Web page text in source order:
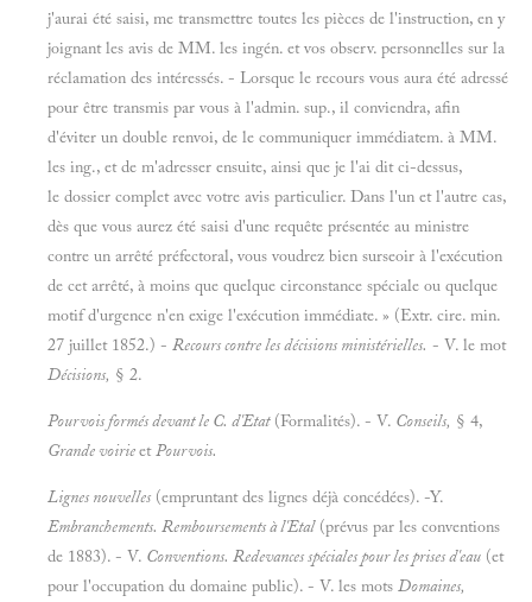
j'aurai été saisi, me transmettre toutes les pièces de l'instruction, en y
joignant les avis de MM. les ingén. et vos observ. personnelles sur la
réclamation des intéressés. - Lorsque le recours vous aura été adressé
pour être transmis par vous à l'admin. sup., il conviendra, afin
d'éviter un double renvoi, de le communiquer immédiatem. à MM.
les ing., et de m'adresser ensuite, ainsi que je l'ai dit ci-dessus,
le dossier complet avec votre avis particulier. Dans l'un et l'autre cas,
dès que vous aurez été saisi d'une requête présentée au ministre
contre un arrêté préfectoral, vous voudrez bien surseoir à l'exécution
de cet arrêté, à moins que quelque circonstance spéciale ou quelque
motif d'urgence n'en exige l'exécution immédiate. » (Extr. cire. min.
27 juillet 1852.) - Recours contre les décisions ministérielles. - V. le mot
Décisions, § 2.
Pourvois formés devant le C. d'Etat(Formalités). - V. Conseils, § 4,
Grande voirieetPourvois.
Lignes nouvelles (empruntant des lignes déjà concédées). -Y.
Embranchements. Remboursements à l'Etal(prévus par les conventions
de 1883). - V. Conventions. Redevances spéciales pour les prises d'eau (et
pour l'occupation du domaine public). - V. les mots Domaines,